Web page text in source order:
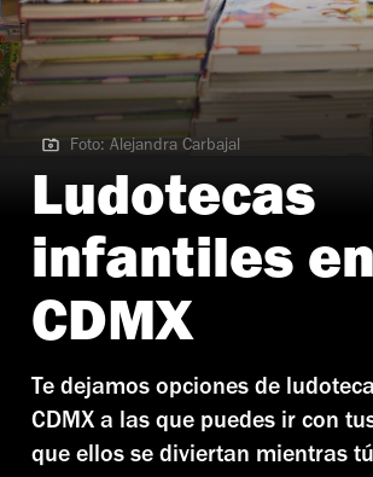
Foto: Alejandra Carbajal | Centro Cultural Bella
Foto: Alejandra Carbajal
Ludotecas
infantiles en
CDMX
Te dejamos opciones de
CDMX a las que puedes ir con
que ellos se diviertan mientras